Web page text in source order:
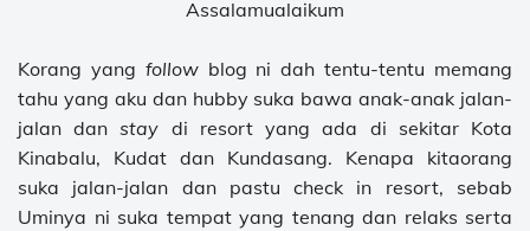
Assalamualaikum
Korang yang followblog ni dah tentu-tentu memang
tahu yang aku dan hubby suka bawa anak-anak jalan-
jalan danstay di resort yang ada di sekitar Kota
Kinabalu, Kudat dan Kundasang. Kenapa kitaorang
suka jalan-jalan dan pastu check in resort, sebab
Uminya ni suka tempat yang tenang dan relaks serta